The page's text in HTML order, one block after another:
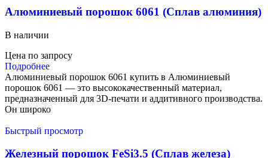
Алюминиевый порошок 6061 (Сплав алюминия)
В наличии
Цена по запросу
Подробнее
Алюминиевый порошок 6061 купить в Алюминиевый
порошок 6061 — это высококачественный материал,
предназначенный для 3D-печати и аддитивного производства.
Он широко
Быстрый просмотр
Железный порошок FeSi3.5 (Сплав железа)